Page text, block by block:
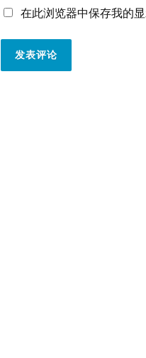
在此浏览器中保存我的